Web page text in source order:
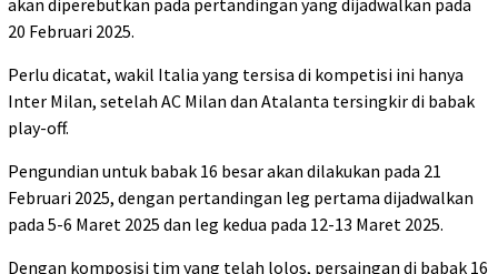
20 Februari 2025.
Perlu dicatat, wakil Italia yang tersisa di kompetisi ini hanya
Inter Milan, setelah AC Milan dan Atalanta tersingkir di babak
play-off.
Pengundian untuk babak 16 besar akan dilakukan pada 21
Februari 2025, dengan pertandingan leg pertama dijadwalkan
pada 5-6 Maret 2025 dan leg kedua pada 12-13 Maret 2025.
Dengan komposisi tim yang telah lolos, persaingan di babak 16